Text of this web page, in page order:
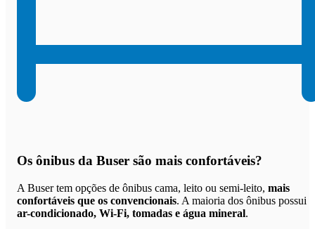
Os ônibus da Buser são mais confortáveis?
A Buser tem opções de ônibus cama, leito ou semi-leito, mais
confortáveis que os convencionais. A maioria dos ônibus possui
ar-condicionado, Wi-Fi, tomadas e água mineral.